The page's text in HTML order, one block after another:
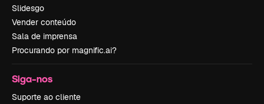
Slidesgo
Vender conteúdo
Sala de imprensa
Procurando por magnific.ai?
Siga-nos
Suporte ao cliente